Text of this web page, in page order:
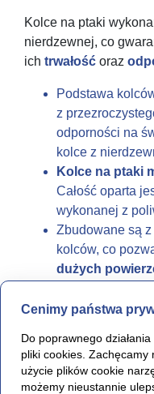
Kolce na ptaki
nierdzewnej, co
ich trwałość oraz
Podstawa
z
odporności na
kolce z
Kolce na ptaki
Całość oparta
wykonanej z
Zbudowane są
kolców, co
dużych
je montować
Kolce można
albo ustawić
do ochrony jest
Cenimy państwa
Do poprawnego
pliki cookies. Zachęcamy
użycie plików cookie
możemy nieustannie